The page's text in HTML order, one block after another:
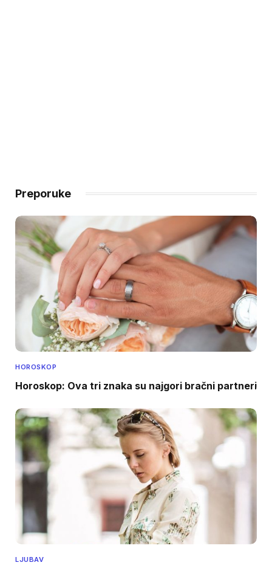
Preporuke
HOROSKOP
Horoskop: Ova tri znaka su najgori bračni partneri
LJUBAV